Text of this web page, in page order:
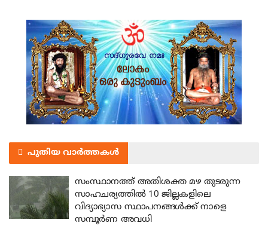
പുതിയ വാർത്തകൾ
സംസ്ഥാനത്ത് അതിശക്ത മഴ തുടരുന്ന
സാഹചര്യത്തിൽ 10 ജില്ലകളിലെ
വിദ്യാഭ്യാസ സ്ഥാപനങ്ങൾക്ക് നാളെ
സമ്പൂർണ അവധി